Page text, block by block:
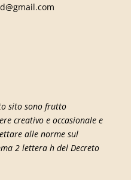
sito sono frutto
creativo e occasionale e
alle norme sul
2 lettera h del Decreto